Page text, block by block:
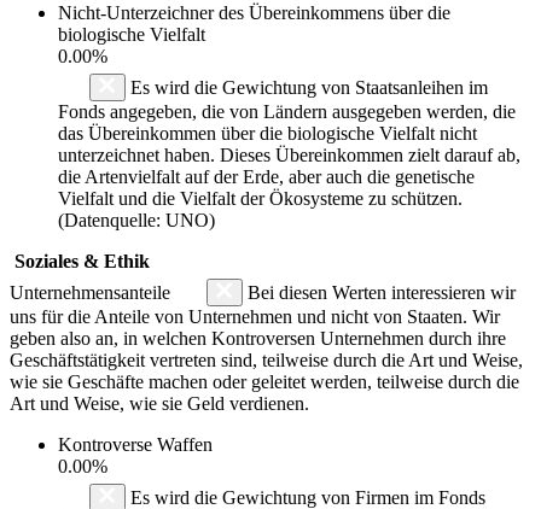
Nicht-Unterzeichner des Übereinkommens über die
biologische Vielfalt
0.00%
Es wird die Gewichtung von Staatsanleihen im
Fonds angegeben, die von Ländern ausgegeben werden, die
das Übereinkommen über die biologische Vielfalt nicht
unterzeichnet haben. Dieses Übereinkommen zielt darauf ab,
die Artenvielfalt auf der Erde, aber auch die genetische
Vielfalt und die Vielfalt der Ökosysteme zu schützen.
(Datenquelle: UNO)
Soziales & Ethik
Unternehmensanteile
Bei diesen Werten interessieren wir
uns für die Anteile von Unternehmen und nicht von Staaten. Wir
geben also an, in welchen Kontroversen Unternehmen durch ihre
Geschäftstätigkeit vertreten sind, teilweise durch die Art und Weise,
wie sie Geschäfte machen oder geleitet werden, teilweise durch die
Art und Weise, wie sie Geld verdienen.
Kontroverse Waffen
0.00%
Es wird die Gewichtung von Firmen im Fonds